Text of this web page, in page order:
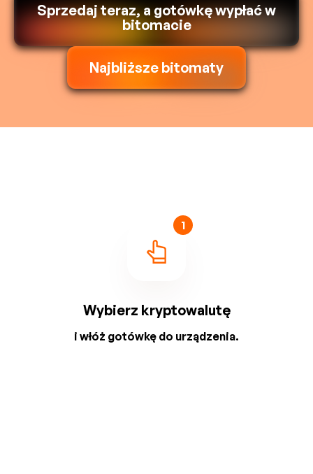
Sprzedaj teraz, a gotówkę wypłać w
bitomacie
Najbliższe bitomaty
1
Wybierz kryptowalutę
i włóż gotówkę do urządzenia.